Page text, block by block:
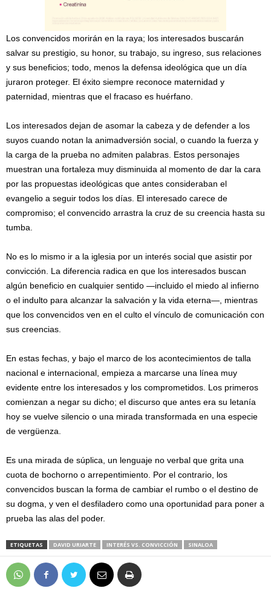
Los convencidos morirán en la raya; los interesados buscarán
salvar su prestigio, su honor, su trabajo, su ingreso, sus relaciones
y sus beneficios; todo, menos la defensa ideológica que un día
juraron proteger. El éxito siempre reconoce maternidad y
paternidad, mientras que el fracaso es huérfano.
Los interesados dejan de asomar la cabeza y de defender a los
suyos cuando notan la animadversión social, o cuando la fuerza y
la carga de la prueba no admiten palabras. Estos personajes
muestran una fortaleza muy disminuida al momento de dar la cara
por las propuestas ideológicas que antes consideraban el
evangelio a seguir todos los días. El interesado carece de
compromiso; el convencido arrastra la cruz de su creencia hasta su
tumba.
No es lo mismo ir a la iglesia por un interés social que asistir por
convicción. La diferencia radica en que los interesados buscan
algún beneficio en cualquier sentido —incluido el miedo al infierno
o el indulto para alcanzar la salvación y la vida eterna—, mientras
que los convencidos ven en el culto el vínculo de comunicación con
sus creencias.
En estas fechas, y bajo el marco de los acontecimientos de talla
nacional e internacional, empieza a marcarse una línea muy
evidente entre los interesados y los comprometidos. Los primeros
comienzan a negar su dicho; el discurso que antes era su letanía
hoy se vuelve silencio o una mirada transformada en una especie
de vergüenza.
Es una mirada de súplica, un lenguaje no verbal que grita una
cuota de bochorno o arrepentimiento. Por el contrario, los
convencidos buscan la forma de cambiar el rumbo o el destino de
su dogma, y ven el desfiladero como una oportunidad para poner a
prueba las alas del poder.
ETIQUETAS DAVID URIARTE INTERÉS VS. CONVICCIÓN SINALOA